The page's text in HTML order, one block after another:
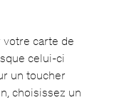
carte de
celui-ci
un toucher
choisissez un